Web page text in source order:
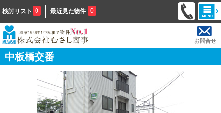
検討リスト 0 最近見た物件 0
お問合せ
中板橋交番